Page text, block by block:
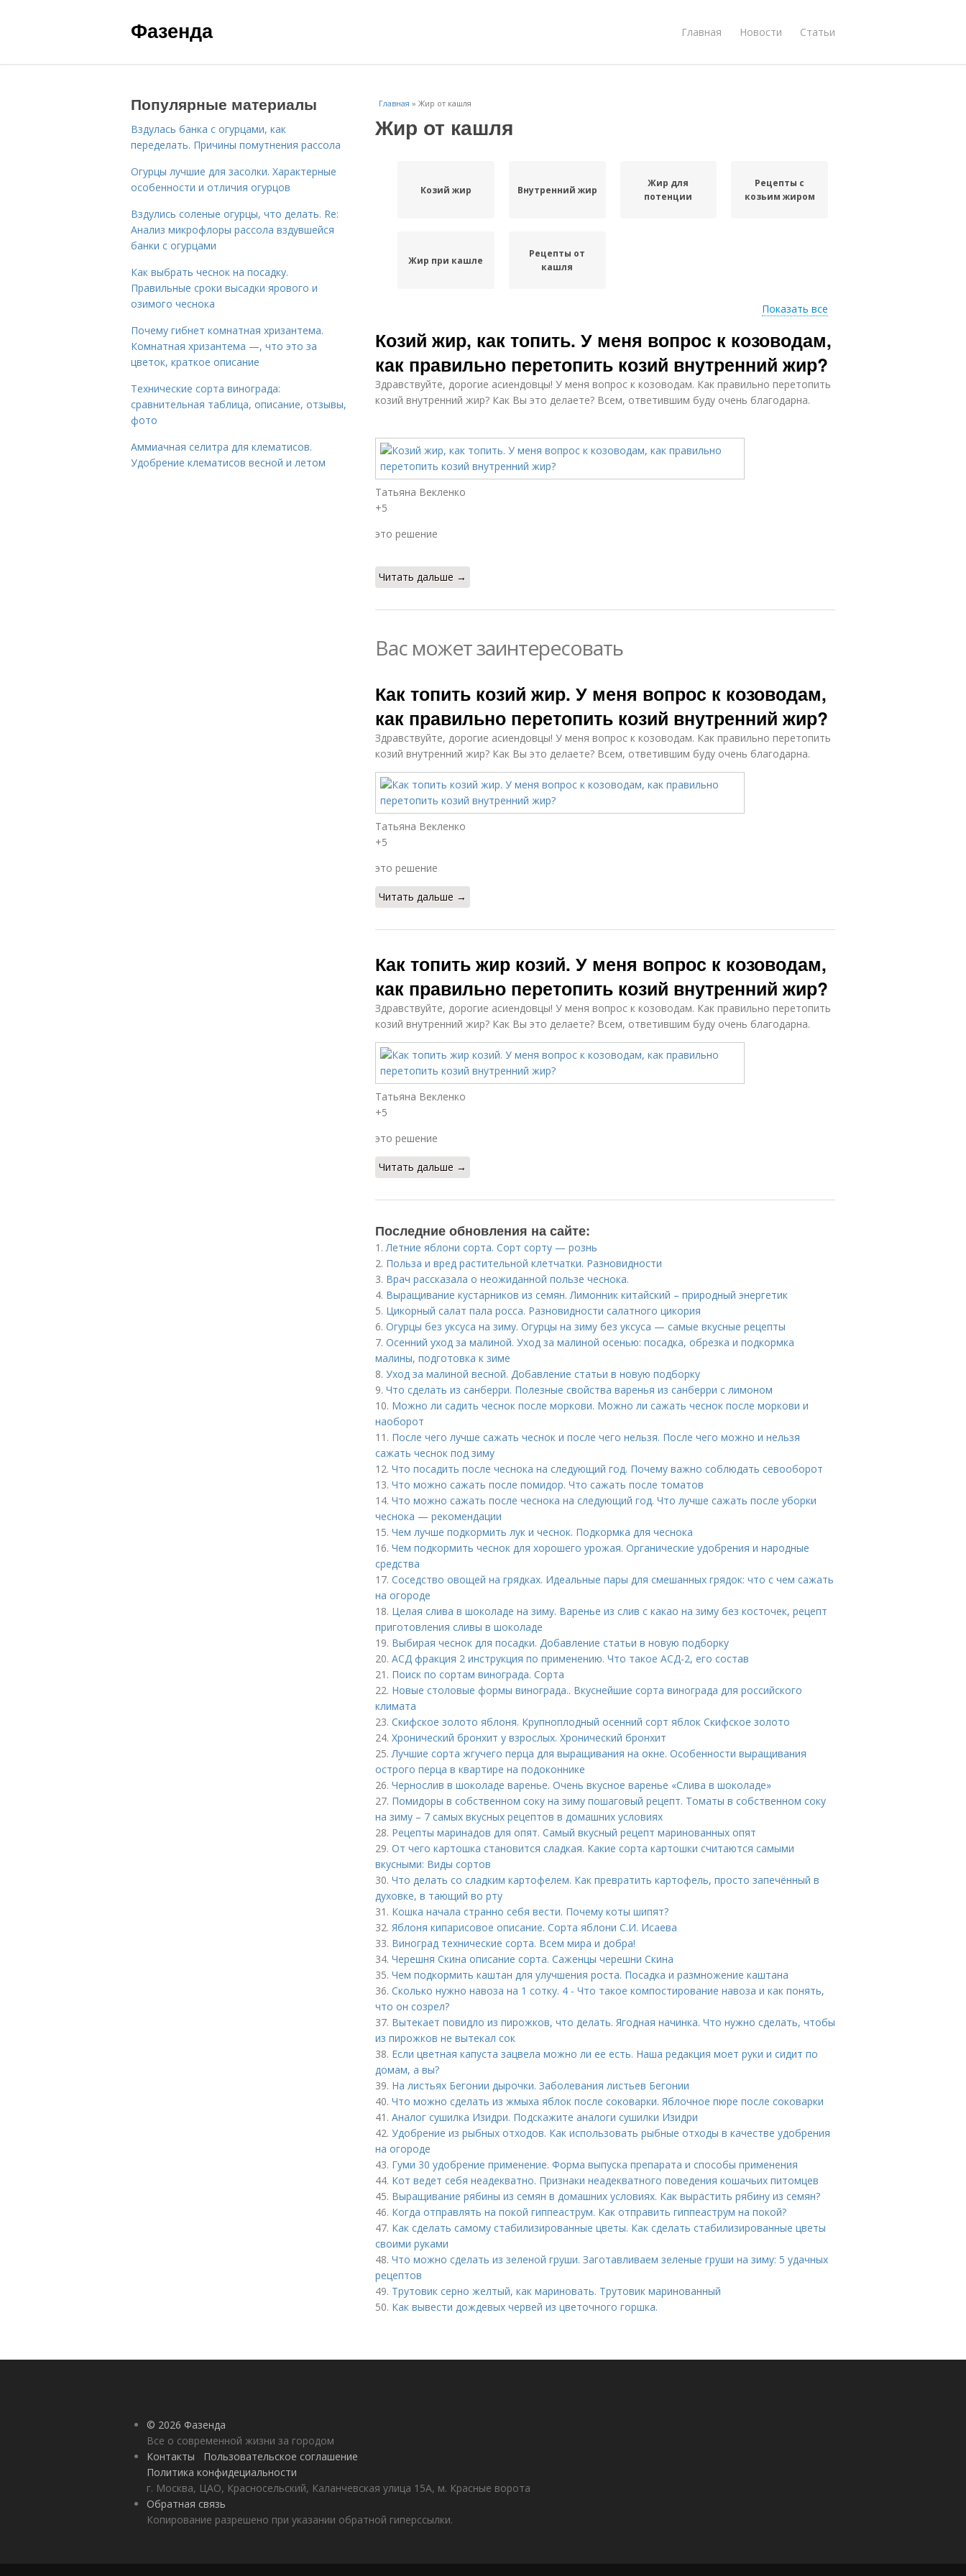
Фазенда Главная Новости Статьи
Главная » Жир от кашля
Жир от кашля
Козий жир Внутренний жир
Жир для
потенции
Рецепты с
козьим жиром
Жир при кашле
Рецепты от
кашля
Показать все
Козий жир, как топить. У меня вопрос к козоводам,
как правильно перетопить козий внутренний жир?
Здравствуйте, дорогие асиендовцы! У меня вопрос к козоводам. Как правильно перетопить
козий внутренний жир? Как Вы это делаете? Всем, ответившим буду очень благодарна.
Татьяна Векленко
+5
это решение
Читать дальше →
Вас может заинтересовать
Как топить козий жир. У меня вопрос к козоводам,
как правильно перетопить козий внутренний жир?
Здравствуйте, дорогие асиендовцы! У меня вопрос к козоводам. Как правильно перетопить
козий внутренний жир? Как Вы это делаете? Всем, ответившим буду очень благодарна.
Татьяна Векленко
+5
это решение
Читать дальше →
Как топить жир козий. У меня вопрос к козоводам,
как правильно перетопить козий внутренний жир?
Здравствуйте, дорогие асиендовцы! У меня вопрос к козоводам. Как правильно перетопить
козий внутренний жир? Как Вы это делаете? Всем, ответившим буду очень благодарна.
Татьяна Векленко
+5
это решение
Читать дальше →
Последние обновления на сайте:
1.Летние яблони сорта. Сорт сорту — рознь
2. Польза и вред растительной клетчатки. Разновидности
3. Врач рассказала о неожиданной пользе чеснока.
4. Выращивание кустарников из семян. Лимонник китайский – природный энергетик
5. Цикорный салат пала росса. Разновидности салатного цикория
6. Огурцы без уксуса на зиму. Огурцы на зиму без уксуса — самые вкусные рецепты
7. Осенний уход за малиной. Уход за малиной осенью: посадка, обрезка и подкормка
малины, подготовка к зиме
8. Уход за малиной весной. Добавление статьи в новую подборку
9. Что сделать из санберри. Полезные свойства варенья из санберри с лимоном
10. Можно ли садить чеснок после моркови. Можно ли сажать чеснок после моркови и
наоборот
11. После чего лучше сажать чеснок и после чего нельзя. После чего можно и нельзя
сажать чеснок под зиму
12. Что посадить после чеснока на следующий год. Почему важно соблюдать севооборот
13. Что можно сажать после помидор. Что сажать после томатов
14. Что можно сажать после чеснока на следующий год. Что лучше сажать после уборки
чеснока — рекомендации
15. Чем лучше подкормить лук и чеснок. Подкормка для чеснока
16. Чем подкормить чеснок для хорошего урожая. Органические удобрения и народные
средства
17. Соседство овощей на грядках. Идеальные пары для смешанных грядок: что с чем сажать
на огороде
18. Целая слива в шоколаде на зиму. Варенье из слив с какао на зиму без косточек, рецепт
приготовления сливы в шоколаде
19. Выбирая чеснок для посадки. Добавление статьи в новую подборку
20. АСД фракция 2 инструкция по применению. Что такое АСД-2, его состав
21. Поиск по сортам винограда. Сорта
22. Новые столовые формы винограда.. Вкуснейшие сорта винограда для российского
климата
23. Скифское золото яблоня. Крупноплодный осенний сорт яблок Скифское золото
24. Хронический бронхит у взрослых. Хронический бронхит
25.Лучшие сорта жгучего перца для выращивания на окне. Особенности выращивания
острого перца в квартире на подоконнике
26. Чернослив в шоколаде варенье. Очень вкусное варенье «Слива в шоколаде»
27. Помидоры в собственном соку на зиму пошаговый рецепт. Томаты в собственном соку
на зиму – 7 самых вкусных рецептов в домашних условиях
28. Рецепты маринадов для опят. Самый вкусный рецепт маринованных опят
29. От чего картошка становится сладкая. Какие сорта картошки считаются самыми
вкусными: Виды сортов
30. Что делать со сладким картофелем. Как превратить картофель, просто запечённый в
духовке, в тающий во рту
31. Кошка начала странно себя вести. Почему коты шипят?
32. Яблоня кипарисовое описание. Сорта яблони С.И. Исаева
33. Виноград технические сорта. Всем мира и добра!
34. Черешня Скина описание сорта. Саженцы черешни Скина
35. Чем подкормить каштан для улучшения роста. Посадка и размножение каштана
36. Сколько нужно навоза на 1 сотку. 4 - Что такое компостирование навоза и как понять,
что он созрел?
37. Вытекает повидло из пирожков, что делать. Ягодная начинка. Что нужно сделать, чтобы
из пирожков не вытекал сок
38. Если цветная капуста зацвела можно ли ее есть. Наша редакция моет руки и сидит по
домам, а вы?
39. На листьях Бегонии дырочки. Заболевания листьев Бегонии
40. Что можно сделать из жмыха яблок после соковарки. Яблочное пюре после соковарки
41. Аналог сушилка Изидри. Подскажите аналоги сушилки Изидри
42. Удобрение из рыбных отходов. Как использовать рыбные отходы в качестве удобрения
на огороде
43. Гуми 30 удобрение применение. Форма выпуска препарата и способы применения
44. Кот ведет себя неадекватно. Признаки неадекватного поведения кошачьих питомцев
45. Выращивание рябины из семян в домашних условиях. Как вырастить рябину из семян?
46. Когда отправлять на покой гиппеаструм. Как отправить гиппеаструм на покой?
47. Как сделать самому стабилизированные цветы. Как сделать стабилизированные цветы
своими руками
48. Что можно сделать из зеленой груши. Заготавливаем зеленые груши на зиму: 5 удачных
рецептов
49. Трутовик серно желтый, как мариновать. Трутовик маринованный
50. Как вывести дождевых червей из цветочного горшка.
Популярные материалы
Вздулась банка с огурцами, как
переделать. Причины помутнения рассола
Огурцы лучшие для засолки. Характерные
особенности и отличия огурцов
Вздулись соленые огурцы, что делать. Re:
Анализ микрофлоры рассола вздувшейся
банки с огурцами
Как выбрать чеснок на посадку.
Правильные сроки высадки ярового и
озимого чеснока
Почему гибнет комнатная хризантема.
Комнатная хризантема —, что это за
цветок, краткое описание
Технические сорта винограда:
сравнительная таблица, описание, отзывы,
фото
Аммиачная селитра для клематисов.
Удобрение клематисов весной и летом
© 2026 Фазенда
Все о современной жизни за городом
Контакты
Пользовательское соглашение
Политика конфидециальности
г. Москва, ЦАО, Красносельский, Каланчевская улица 15А, м. Красные ворота
Обратная связь
Копирование разрешено при указании обратной гиперссылки.